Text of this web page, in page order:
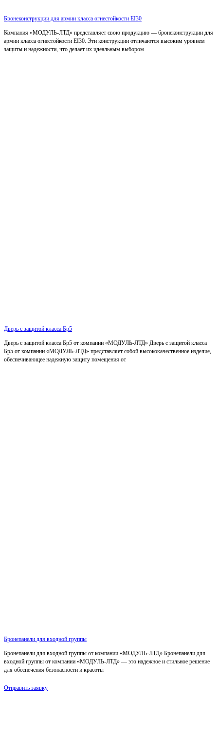
Бронеконструкции для армии класса огнестойкости EI30
Компания «МОДУЛЬ-ЛТД» представляет свою продукцию — бронеконструкции для
армии класса огнестойкости EI30. Эти конструкции отличаются высоким уровнем
защиты и надежности, что делает их идеальным выбором
Дверь с защитой класса Бр5
Дверь с защитой класса Бр5 от компании «МОДУЛЬ-ЛТД» Дверь с защитой класса
Бр5 от компании «МОДУЛЬ-ЛТД» представляет собой высококачественное изделие,
обеспечивающее надежную защиту помещения от
Бронепанели для входной группы
Бронепанели для входной группы от компании «МОДУЛЬ-ЛТД» Бронепанели для
входной группы от компании «МОДУЛЬ-ЛТД» — это надежное и стильное решение
для обеспечения безопасности и красоты
Отправить заявку